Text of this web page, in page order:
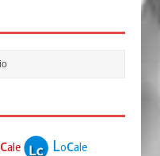
cale Locale